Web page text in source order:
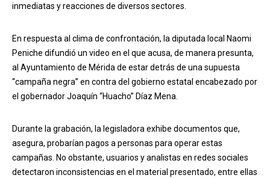
inmediatas y reacciones de diversos sectores.
En respuesta al clima de confrontación, la diputada local Naomi
Peniche difundió un video en el que acusa, de manera presunta,
al Ayuntamiento de Mérida de estar detrás de una supuesta
“campaña negra” en contra del gobierno estatal encabezado por
el gobernador Joaquín “Huacho” Díaz Mena.
Durante la grabación, la legisladora exhibe documentos que,
asegura, probarían pagos a personas para operar estas
campañas. No obstante, usuarios y analistas en redes sociales
detectaron inconsistencias en el material presentado, entre ellas